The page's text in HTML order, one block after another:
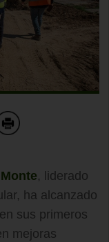
, liderado
ha alcanzado
sus primeros
mejoras